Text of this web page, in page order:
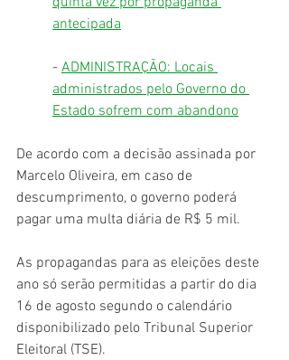
antecipada
- ADMINISTRAÇÃO: Locais
administrados pelo Governo do
Estado sofrem com abandono
De acordo com a decisão assinada por
Marcelo Oliveira, em caso de
descumprimento, o governo poderá
pagar uma multa diária de R$ 5 mil.
As propagandas para as eleições deste
ano só serão permitidas a partir do dia
16 de agosto segundo o calendário
disponibilizado pelo Tribunal Superior
Eleitoral (TSE).